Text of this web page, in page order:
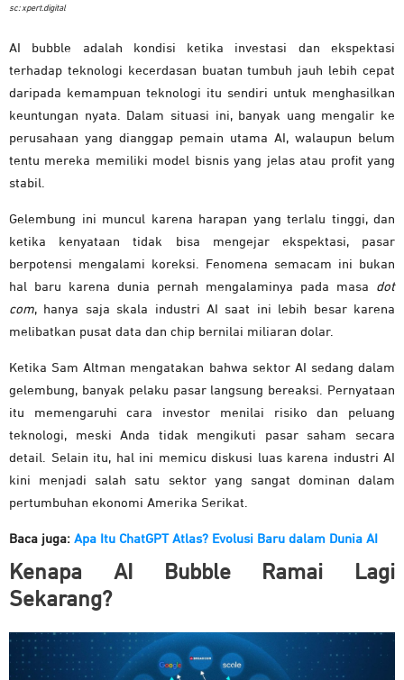
sc: xpert.digital
AI bubble adalah kondisi ketika investasi dan ekspektasi
terhadap teknologi kecerdasan buatan tumbuh jauh lebih cepat
daripada kemampuan teknologi itu sendiri untuk menghasilkan
keuntungan nyata. Dalam situasi ini, banyak uang mengalir ke
perusahaan yang dianggap pemain utama AI, walaupun belum
tentu mereka memiliki model bisnis yang jelas atau profit yang
stabil.
Gelembung ini muncul karena harapan yang terlalu tinggi, dan
ketika kenyataan tidak bisa mengejar ekspektasi, pasar
berpotensi mengalami koreksi. Fenomena semacam ini bukan
hal baru karena dunia pernah mengalaminya pada masa dot
com, hanya saja skala industri AI saat ini lebih besar karena
melibatkan pusat data dan chip bernilai miliaran dolar.
Ketika Sam Altman mengatakan bahwa sektor AI sedang dalam
gelembung, banyak pelaku pasar langsung bereaksi. Pernyataan
itu memengaruhi cara investor menilai risiko dan peluang
teknologi, meski Anda tidak mengikuti pasar saham secara
detail. Selain itu, hal ini memicu diskusi luas karena industri AI
kini menjadi salah satu sektor yang sangat dominan dalam
pertumbuhan ekonomi Amerika Serikat.
Baca juga: Apa Itu ChatGPT Atlas? Evolusi Baru dalam Dunia AI
Kenapa AI Bubble Ramai Lagi
Sekarang?